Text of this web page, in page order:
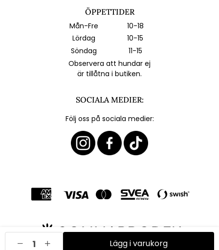
Lägg i varukorg
ÖPPETTIDER
Mån-Fre
10-18
Lördag
10-15
Söndag
11-15
Observera att hundar ej
är tillåtna i butiken.
SOCIALA MEDIER:
Följ oss på sociala medier: